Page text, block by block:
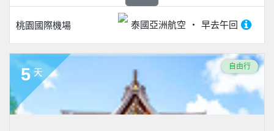
桃園國際機場 泰國亞洲航空 早去午回
5 天
自由行